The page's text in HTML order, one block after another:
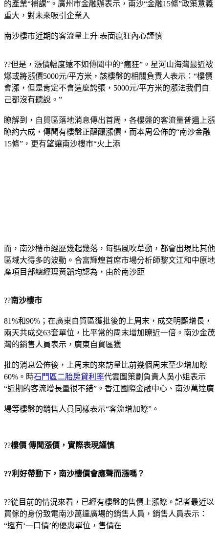
的產業“補課”。廣州市金融辦表示，南沙“金融15條”政策意義
重大，對未來吸引企業入
南沙樓市近期的客流量上升 表面瘋狂內心謹慎
??但是，漲價幅度遠不如傳聞中的“瘋狂”。星河山海灣最近被
爆或將漲價5000元/平方米，該樓盤的相關負責人表示：“樓價
會漲，但是肯定不會這麼誇張，5000元/平方米的漲法我們自
己都沒有聽說。”
瞭解到，自貿區落地消息傳出首周，各樓盤的客流量普遍上漲
瞭約六成，傳聞有樓盤正醞釀漲價，而本周公佈的“南沙金融
15條”，更有望讓南沙樓市“火上添
而，南沙樓市經歷幾起幾落，每遇風吹草動，都會出現比其他
區域大得多的波動。合富輝煌首席市場分析師黎文江和中原地
產項目部總經理黃韜均認為，由於南沙距
??南沙樓市
81%和90%；在廣東自貿區獲批後的上周末，成交明顯增長，
兩天共成交63套單位，比平常的周末增加瞭近一倍。南沙金茂
灣的銷售人員表示，廣東自貿區獲
批的消息公佈後，上周末的來訪量比前幾個周末至少增加瞭
60%。時石門區二胎房貸利率代雲圖策劃負責人吳小姐表示
“近期的客流增長量很不錯”。香江國際金融中心、南沙萬達廣
場等樓盤的銷售人員同樣表示“客流增加瞭”。
??樓價 傳聞漲價，實際表現謹慎
??利好帶動下，南沙樓價會應聲而漲嗎？
??從目前的情況來看，已經有樓盤的售價上漲瞭。記者最近以
買傢的身份致電南沙萬達廣場的銷售人員，銷售人員表示：
“還有‘一口價’的優惠單位，售價在